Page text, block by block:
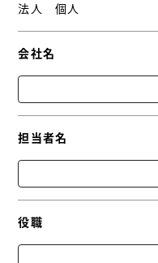
法人 個人
会社名
担当者名
役職